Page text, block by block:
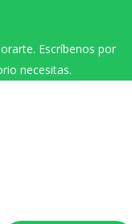
Escríbenos por
necesitas.